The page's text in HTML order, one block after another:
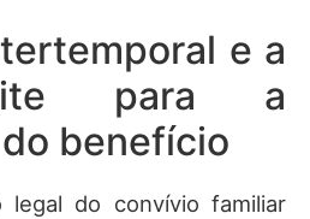
e a
para a
benefício
legal do convívio familiar